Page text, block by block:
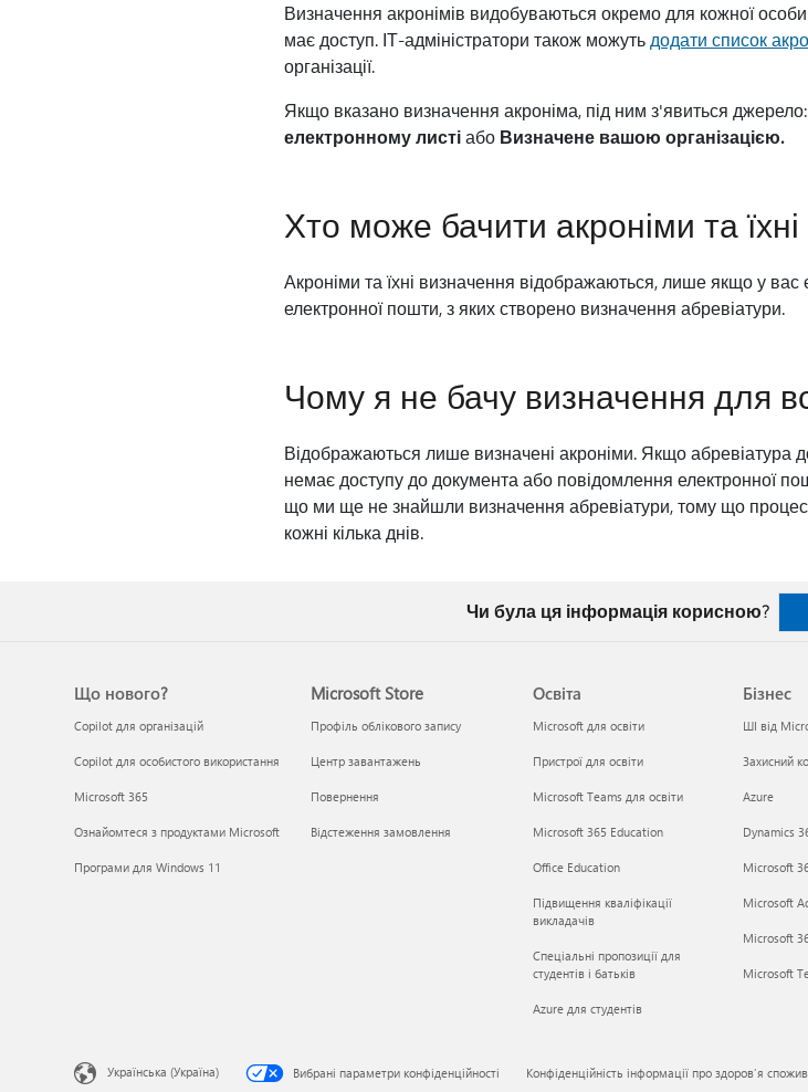
Визначення акронімів видобуваються окремо для кожної особи
має доступ. ІТ-адміністратори також можуть додати список
організації.
Якщо вказано визначення акроніма, під ним з'явиться джерело:
електронному листіабо Визначене вашою організацією.
Хто може бачити акроніми та
Акроніми та їхні визначення відображаються, лише якщо у вас
електронної пошти, з яких створено визначення абревіатури.
Чому я не бачу визначення для
Відображаються лише визначені акроніми. Якщо абревіатура
немає доступу до документа або повідомлення електронної
що ми ще не знайшли визначення абревіатури, тому що
кожні кілька днів.
Чи була ця інформація корисною?
Що нового?
Copilot для організацій
Copilot для особистого використання
Microsoft 365
Ознайомтеся з продуктами Microsoft
Програми для Windows 11
Microsoft Store
Профіль облікового запису
Центр завантажень
Повернення
Відстеження замовлення
Освіта
Microsoft для освіти
Пристрої для освіти
Microsoft Teams для освіти
Microsoft 365 Education
Office Education
Підвищення кваліфікації
викладачів
Спеціальні пропозиції для
студентів і батьків
Azure для студентів
Бізнес
ШІ від
Захисний
Azure
Dynamics
Microsoft
Microsoft
Microsoft
Microsoft
Українська (Україна) Вибрані параметри конфіденційності Конфіденційність інформації про здоров’я